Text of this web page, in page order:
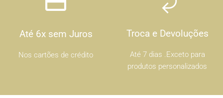
Até 6x sem Juros
Nos cartões de crédito
Troca e Devoluções
Até 7 dias .Exceto para
produtos personalizados